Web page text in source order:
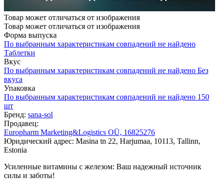
Товар может отличаться от изображения
Товар может отличаться от изображения
Форма выпуска
По выбранным характеристикам совпадений не найдено
Таблетки
Вкус
По выбранным характеристикам совпадений не найдено Без
вкуса
Упаковка
По выбранным характеристикам совпадений не найдено 150
шт
Бренд: sana-sol
Продавец:
Europharm Marketing&Logistics OÜ, 16825276
Юридический адрес: Masina tn 22, Harjumaa, 10113, Tallinn,
Estonia
Усиленные витамины с железом: Ваш надежный источник
силы и заботы!